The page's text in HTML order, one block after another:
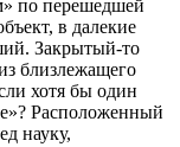
по перешедшей
в далекие
Закрытый-то
близлежащего
хотя бы один
Расположенный
науку,